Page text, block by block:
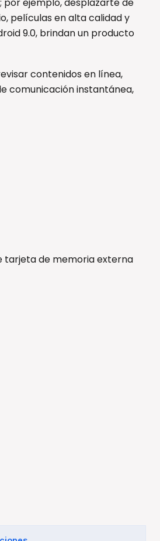
películas en alta calidad y
9.0, brindan un producto
contenidos en línea,
comunicación instantánea,
tarjeta de memoria externa